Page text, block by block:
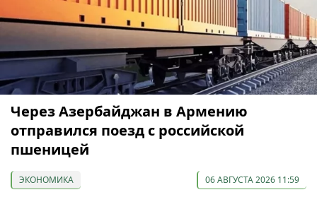
Через Азербайджан в Армению
отправился поезд с российской
пшеницей
ЭКОНОМИКА 06 АВГУСТА 2026 11:59